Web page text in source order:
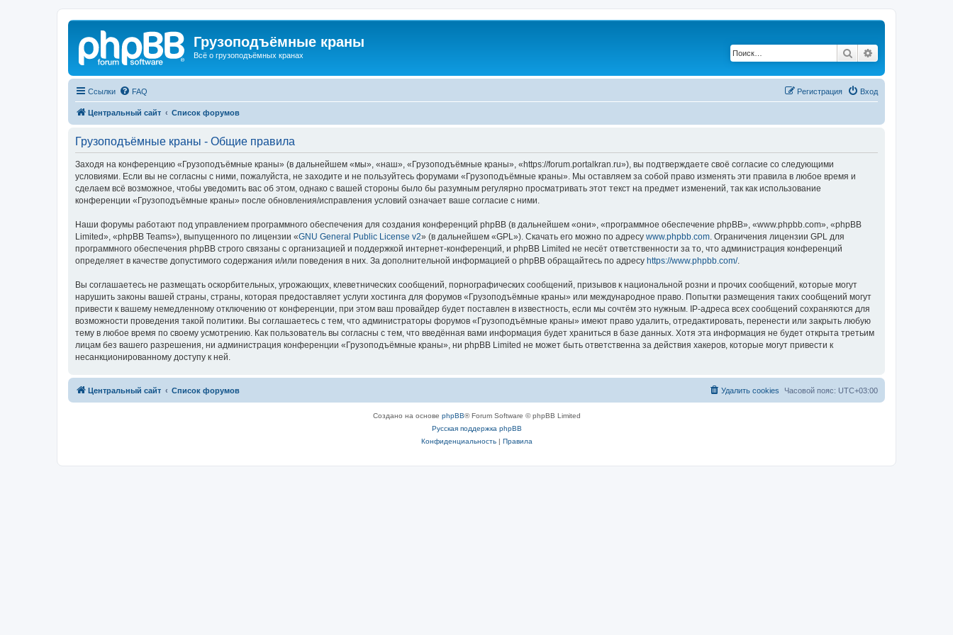
Грузоподъёмные краны
Всё о грузоподъёмных кранах Поиск
Ссылки FAQ Вход
Регистрация
Центральный сайт Список форумов
Грузоподъёмные краны - Общие правила
Заходя на конференцию «Грузоподъёмные краны» (в дальнейшем «мы», «наш», «Грузоподъёмные краны», «https://forum.portalkran.ru»), вы подтверждаете своё согласие со следующими
условиями. Если вы не согласны с ними, пожалуйста, не заходите и не пользуйтесь форумами «Грузоподъёмные краны». Мы оставляем за собой право изменять эти правила в любое время и
сделаем всё возможное, чтобы уведомить вас об этом, однако с вашей стороны было бы разумным регулярно просматривать этот текст на предмет изменений, так как использование
конференции «Грузоподъёмные краны» после обновления/исправления условий означает ваше согласие с ними.
Наши форумы работают под управлением программного обеспечения для создания конференций phpBB (в дальнейшем «они», «программное обеспечение phpBB», «www.phpbb.com», «phpBB
Limited», «phpBB Teams»), выпущенного по лицензии «GNU General Public License v2» (в дальнейшем «GPL»). Скачать его можно по адресу www.phpbb.com . Ограничения лицензии GPL для
программного обеспечения phpBB строго связаны с организацией и поддержкой интернет-конференций, и phpBB Limited не несёт ответственности за то, что администрация конференций
определяет в качестве допустимого содержания и/или поведения в них. За дополнительной информацией о phpBB обращайтесь по адресу https://www.phpbb.com/.
Вы соглашаетесь не размещать оскорбительных, угрожающих, клеветнических сообщений, порнографических сообщений, призывов к национальной розни и прочих сообщений, которые могут
нарушить законы вашей страны, страны, которая предоставляет услуги хостинга для форумов «Грузоподъёмные краны» или международное право. Попытки размещения таких сообщений могут
привести к вашему немедленному отключению от конференции, при этом ваш провайдер будет поставлен в известность, если мы сочтём это нужным. IP-адреса всех сообщений сохраняются для
возможности проведения такой политики. Вы соглашаетесь с тем, что администраторы форумов «Грузоподъёмные краны» имеют право удалить, отредактировать, перенести или закрыть любую
тему в любое время по своему усмотрению. Как пользователь вы согласны с тем, что введённая вами информация будет храниться в базе данных. Хотя эта информация не будет открыта третьим
лицам без вашего разрешения, ни администрация конференции «Грузоподъёмные краны», ни phpBB Limited не может быть ответственна за действия хакеров, которые могут привести к
несанкционированному доступу к ней.
Центральный сайт Список форумов Часовой пояс: UTC+03:00
Удалить cookies
Создано на основе phpBB® Forum Software © phpBB Limited
Русская поддержка phpBB
Конфиденциальность| Правила